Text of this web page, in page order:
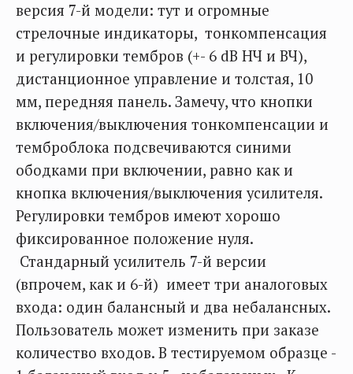
версия 7-й модели: тут и огромные
стрелочные индикаторы, тонкомпенсация
и регулировки тембров (+- 6 dB НЧ и ВЧ),
дистанционное управление и толстая, 10
мм, передняя панель. Замечу, что кнопки
включения/выключения тонкомпенсации и
темброблока подсвечиваются синими
ободками при включении, равно как и
кнопка включения/выключения усилителя.
Регулировки тембров имеют хорошо
фиксированное положение нуля.
Стандарный усилитель 7-й версии
(впрочем, как и 6-й) имеет три аналоговых
входа: один балансный и два небалансных.
Пользователь может изменить при заказе
количество входов. В тестируемом образце -